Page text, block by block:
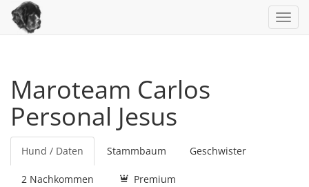
Maroteam Carlos
Personal Jesus
Hund / Daten Stammbaum Geschwister
2 Nachkommen Premium